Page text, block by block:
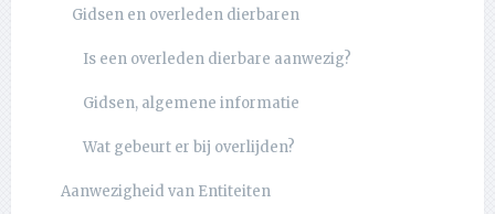
Gidsen en overleden dierbaren
Is een overleden dierbare aanwezig?
Gidsen, algemene informatie
Wat gebeurt er bij overlijden?
Aanwezigheid van Entiteiten